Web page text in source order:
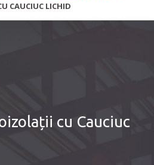
CAUCIUC LICHID
cu Cauciuc